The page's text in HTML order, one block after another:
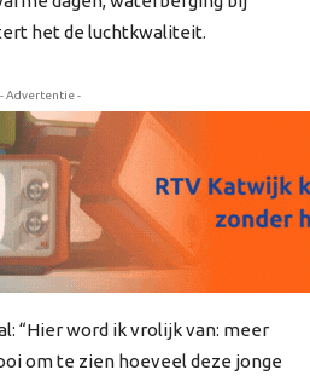
het de luchtkwaliteit.
- Advertentie -
“Hier word ik vrolijk van: meer
om te zien hoeveel deze jonge